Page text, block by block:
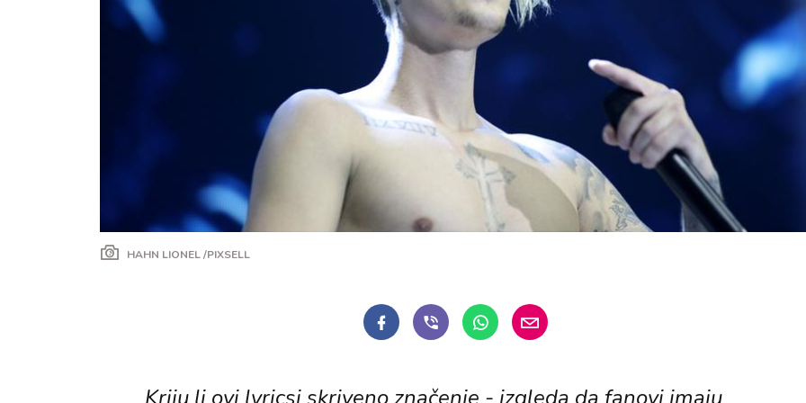
HAHN LIONEL /PIXSELL